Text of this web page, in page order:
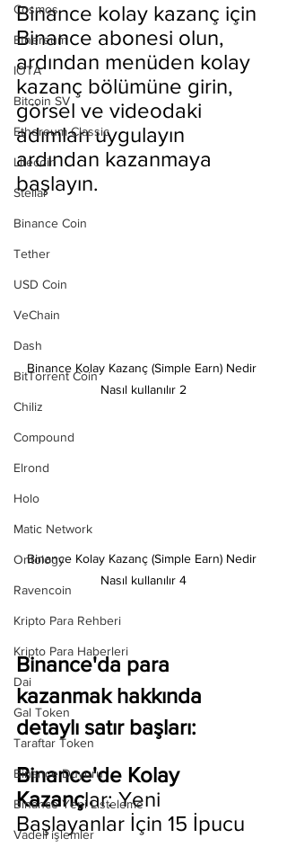
Cosmos
Ethereum
IOTA
Bitcoin SV
Ethereum Classic
Litecoin
Stellar
Binance Coin
Tether
USD Coin
VeChain
Dash
BitTorrent Coin
Chiliz
Compound
Elrond
Holo
Matic Network
Ontology
Ravencoin
Kripto Para Rehberi
Kripto Para Haberleri
Dai
Gal Token
Taraftar Token
Binance Duyuru
Binance Yeni Listeleme
Vadeli işlemler
Binance kolay kazanç için
Binance abonesi olun,
ardından menüden kolay
kazanç bölümüne girin,
görsel ve videodaki
adımları uygulayın
ardından kazanmaya
başlayın.
Binance Kolay Kazanç (Simple Earn) Nedir
Nasıl kullanılır 2
Binance Kolay Kazanç (Simple Earn) Nedir
Nasıl kullanılır 4
Binance'da para
kazanmak hakkında
detaylı satır başları:
Binance'de Kolay
Kazançlar: Yeni
Başlayanlar İçin 15 İpucu